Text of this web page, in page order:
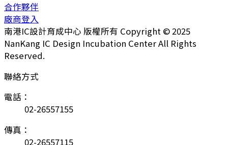
合作夥伴
廠商登入
南港IC設計育成中心 版權所有 Copyright © 2025
NanKang IC Design Incubation Center All Rights
Reserved.
聯絡方式
電話：
02-26557155
傳真：
02-26557115